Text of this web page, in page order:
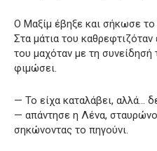
Ο Μαξίμ έβηξε και σήκωσε το
Στα μάτια του
του μαχόταν με τη
φιμώσει.
— Το είχα καταλάβει, αλλά…
— απάντησε η Λένα,
σηκώνοντας το πηγούνι.